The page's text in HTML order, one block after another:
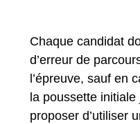
Chaque candidat
d’erreur de
l’épreuve, sauf en
la poussette
proposer d’utiliser